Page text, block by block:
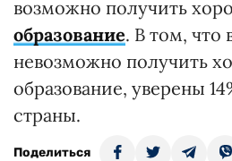
возможно получить
образование. В том, что
невозможно получить
образование, уверены
страны.
Поделиться